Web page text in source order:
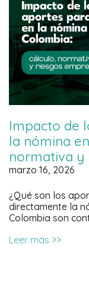
Impacto de
la nómina
normativa y
marzo 16, 2026
¿Qué son los
directamente la
Colombia son
Leer más >>